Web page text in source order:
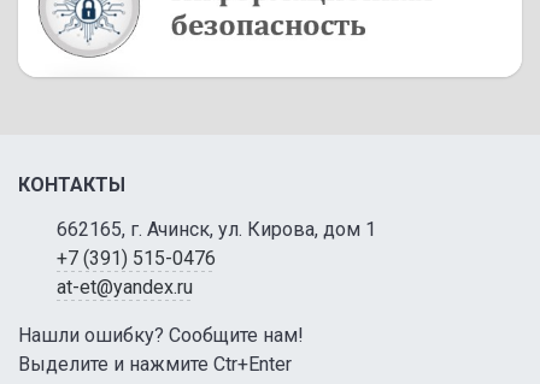
КОНТАКТЫ
662165, г. Ачинск, ул. Кирова, дом 1
+7 (391) 515-0476
at-et@yandex.ru
Нашли ошибку? Сообщите нам!
Выделите и нажмите Ctr+Enter